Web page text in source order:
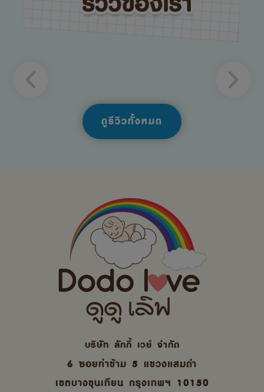
ดูรีวิวทั้งหมด
บริษัท ลักกี้ เวย์ จํากัด
6 ซอยท่าข้าม 5 แขวงแสมดำ
เขตบางขุนเทียน กรุงเทพฯ 10150